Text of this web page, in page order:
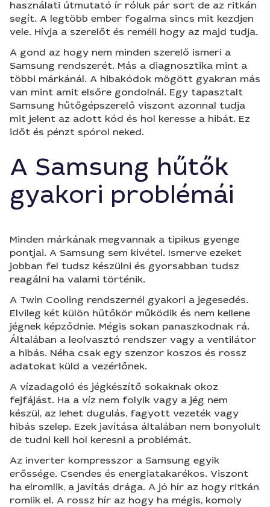
használati útmutató ír róluk pár sort de az ritkán
segít. A legtöbb ember fogalma sincs mit kezdjen
vele. Hívja a szerelőt és reméli hogy az majd tudja.
A gond az hogy nem minden szerelő ismeri a
Samsung rendszerét. Más a diagnosztika mint a
többi márkánál. A hibakódok mögött gyakran más
van mint amit elsőre gondolnál. Egy tapasztalt
Samsung hűtőgépszerelő viszont azonnal tudja
mit jelent az adott kód és hol keresse a hibát. Ez
időt és pénzt spórol neked.
A Samsung hűtők
gyakori problémái
Minden márkának megvannak a tipikus gyenge
pontjai. A Samsung sem kivétel. Ismerve ezeket
jobban fel tudsz készülni és gyorsabban tudsz
reagálni ha valami történik.
A Twin Cooling rendszernél gyakori a jegesedés.
Elvileg két külön hűtőkör működik és nem kellene
jégnek képződnie. Mégis sokan panaszkodnak rá.
Általában a leolvasztó rendszer vagy a ventilátor
a hibás. Néha csak egy szenzor koszos és rossz
adatokat küld a vezérlőnek.
A vízadagoló és jégkészítő sokaknak okoz
fejfájást. Ha a víz nem folyik vagy a jég nem
készül, az lehet dugulás, fagyott vezeték vagy
hibás szelep. Ezek javítása általában nem bonyolult
de tudni kell hol keresni a problémát.
Az inverter kompresszor a Samsung egyik
erőssége. Csendes és energiatakarékos. Viszont
ha elromlik, a javítás drága. A jó hír az hogy ritkán
romlik el. A rossz hír az hogy ha mégis, komoly